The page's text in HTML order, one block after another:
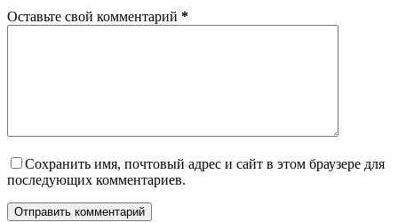
Оставьте свой комментарий *
Сохранить имя, почтовый адрес и сайт в этом браузере для
последующих комментариев.
Отправить комментарий